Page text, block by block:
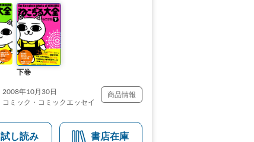
下巻
2008年10月30日
コミック・コミックエッセイ
商品情報
試し読み 書店在庫